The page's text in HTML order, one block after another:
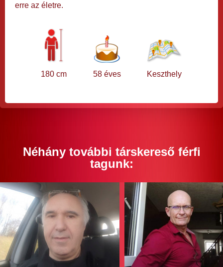
erre az életre.
180 cm 58 éves Keszthely
Néhány további társkereső férfi
tagunk: